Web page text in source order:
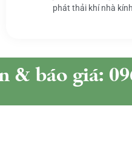
phát thải khí nhà
& báo giá: